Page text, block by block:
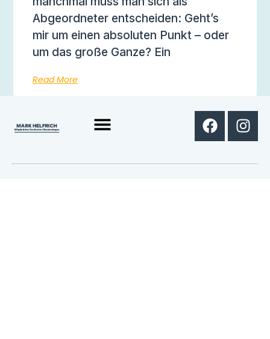
Abgeordneter entscheiden: Geht’s
mir um einen absoluten Punkt – oder
um das große Ganze? Ein
Read More